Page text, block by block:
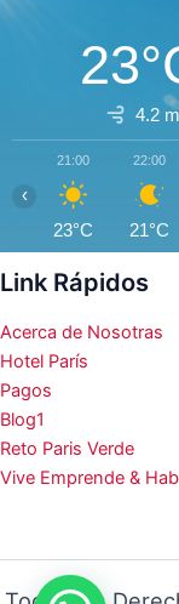
4.2
21:00
23°C
22:00
21°C
‹
Link Rápidos
Acerca de Nosotras
Hotel París
Pagos
Blog1
Reto Paris Verde
Vive Emprende &